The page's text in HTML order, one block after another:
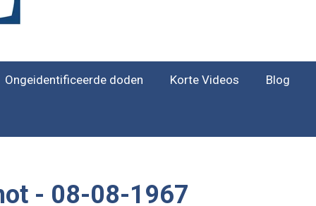
Ongeidentificeerde doden Korte Videos Blog
- 08-08-1967